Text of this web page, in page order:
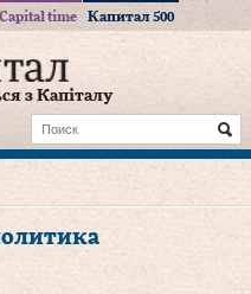
Capital time Капитал 500
з Капіталу